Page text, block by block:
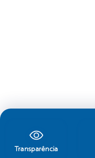
Transparência